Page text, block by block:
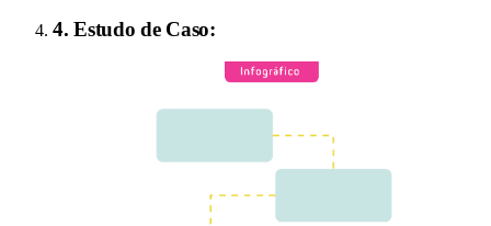
4.Estudo de Caso: